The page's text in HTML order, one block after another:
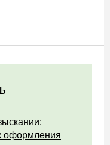
оформления